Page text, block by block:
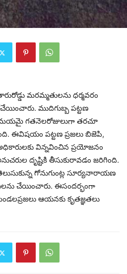
మరమ్మతులను ధర్మవరం
ముదిగుబ్బ పట్టణ
గతనెలరోజులుగా తరచూ
ఈవిషయం పట్టణ ప్రజలు బిజెపి,
విన్నవించిన ప్రయోజనం
దృష్టికి తీసుకురావడం జరిగింది.
గోనుగుంట్ల సూర్యనారాయణ
చేయించారు. ఈసందర్భంగా
ఆయనకు కృతజ్ఞతలు